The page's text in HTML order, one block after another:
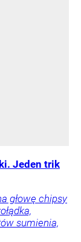
Jeden trik
głowę chipsy
sumienia,